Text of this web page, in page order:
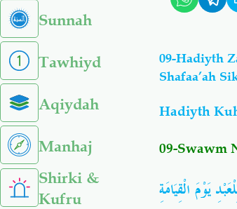
Sunnah
Tawhiyd
Aqiydah
Manhaj
Shirki &
Kufru
09-Hadiyth
Shafaa’ah
Hadiyth
09-Swawm
يَوْمَ الْقِيَامَةِ